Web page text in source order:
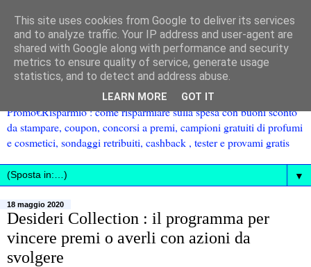
Promo€Risparmio : come risparmiare sulla spesa con buoni sconto
da stampare, coupon, concorsi a premi, campioni gratuiti di profumi
e cosmetici, sondaggi retribuiti, cashback , tester e provami gratis
▼
18 maggio 2020
Desideri Collection : il programma per
vincere premi o averli con azioni da
svolgere
This site uses cookies from Google to deliver its services
and to analyze traffic. Your IP address and user-agent are
shared with Google along with performance and security
metrics to ensure quality of service, generate usage
statistics, and to detect and address abuse.
LEARN MORE GOT IT